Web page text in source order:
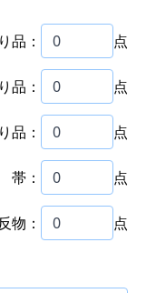
品：
点
品： 点
品： 点
帯： 点
物： 点